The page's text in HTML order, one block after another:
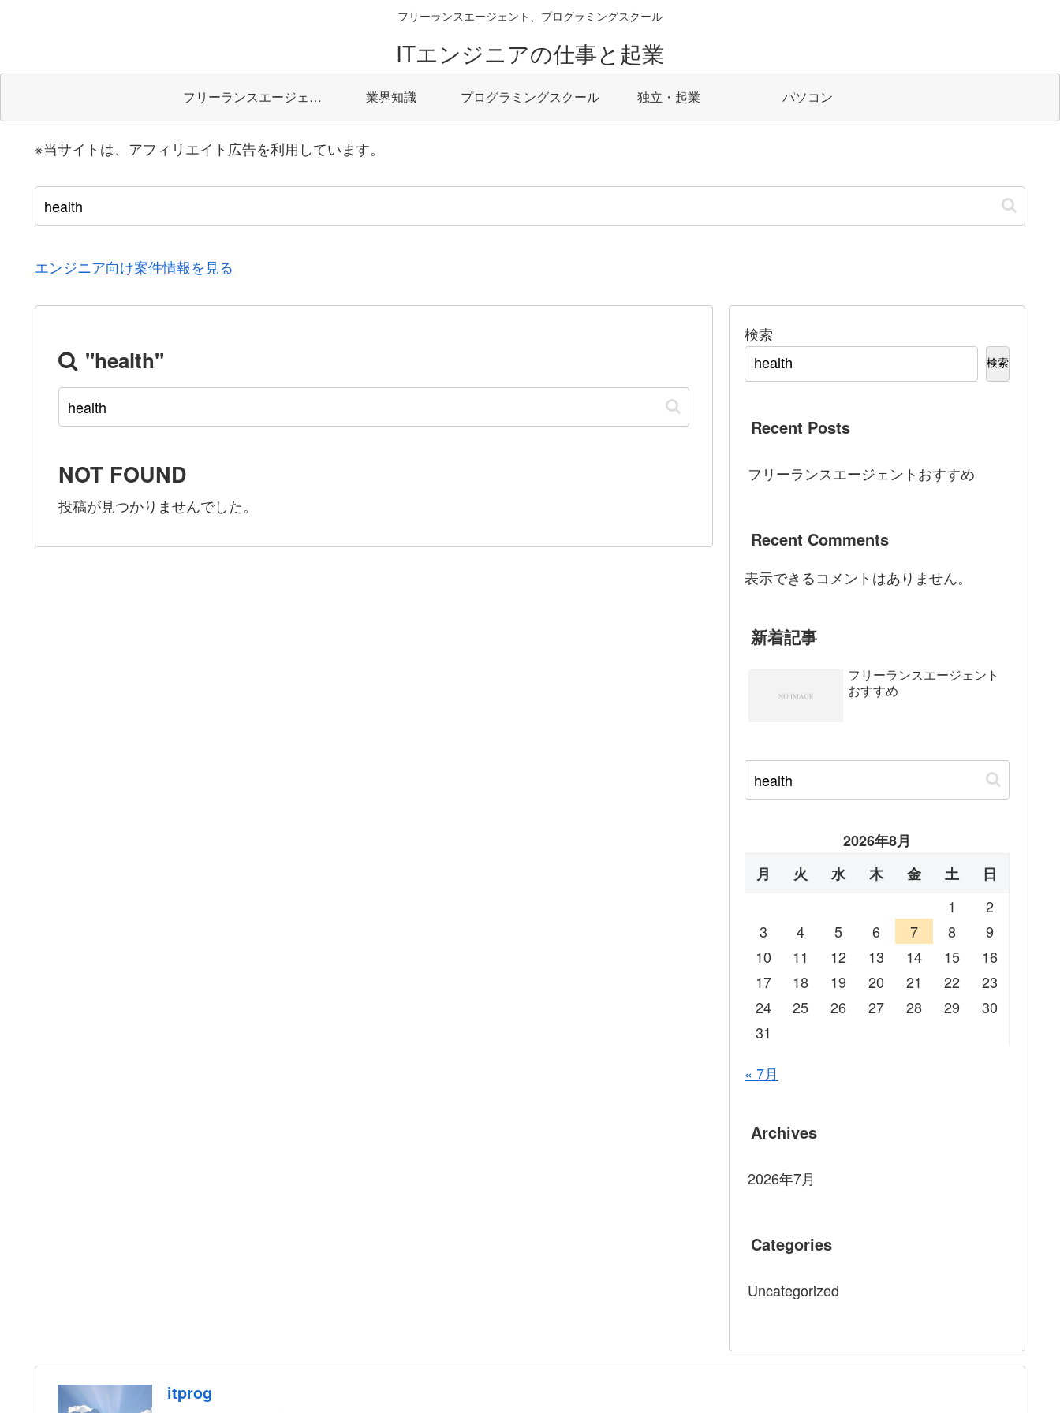
フリーランスエージェント、プログラミングスクール
ITエンジニアの仕事と起業
フリーランスエージェント 業界知識 プログラミングスクール 独立・起業 パソコン
※当サイトは、アフィリエイト広告を利用しています。
エンジニア向け案件情報を見る
"health"
NOT FOUND
投稿が見つかりませんでした。
検索
検索
Recent Posts
フリーランスエージェントおすすめ
Recent Comments
表示できるコメントはありません。
新着記事
フリーランスエージェント
おすすめ
2026年8月
月
火 水 木 金 土
日
1
2
3
4 5 6 7 8
9
10
11 12 13 14 15
16
17
18 19 20 21 22
23
24
25 26 27 28 29
30
31
« 7月
Archives
2026年7月
Categories
Uncategorized
itprog